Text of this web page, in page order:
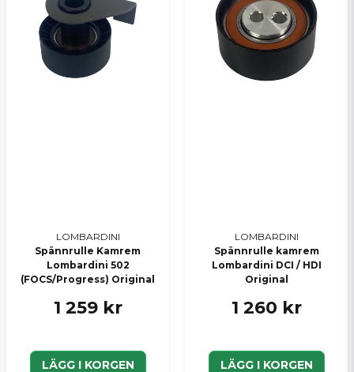
LOMBARDINI
Spännrulle Kamrem
Lombardini 502
(FOCS/Progress) Original
1 259 kr
LÄGG I KORGEN
LOMBARDINI
Spännrulle kamrem
Lombardini DCI / HDI
Original
1 260 kr
LÄGG I KORGEN